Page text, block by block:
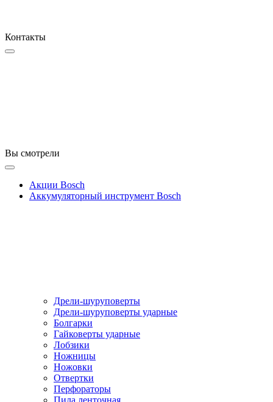
Контакты
Вы смотрели
Акции Bosch
Аккумуляторный инструмент Bosch
Дрели-шуруповерты
Дрели-шуруповерты ударные
Болгарки
Гайковерты ударные
Лобзики
Ножницы
Ножовки
Отвертки
Перфораторы
Пила ленточная